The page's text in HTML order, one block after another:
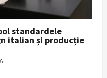
standardele
italian și producție